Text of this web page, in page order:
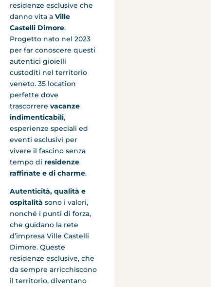
residenze esclusive che
danno vita a Ville
Castelli Dimore.
Progetto nato nel 2023
per far conoscere questi
autentici gioielli
custoditi nel territorio
veneto. 35 location
perfette dove
trascorrere vacanze
indimenticabili,
esperienze speciali ed
eventi esclusivi per
vivere il fascino senza
tempo di residenze
raffinate e di charme.
Autenticità, qualità e
ospitalità sono i valori,
nonché i punti di forza,
che guidano la rete
d’impresa Ville Castelli
Dimore. Queste
residenze esclusive, che
da sempre arricchiscono
il territorio, diventano